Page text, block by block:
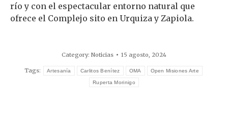
río y con el espectacular entorno natural que
ofrece el Complejo sito en Urquiza y Zapiola.
Category: Noticias 15 agosto, 2024
Tags: Artesanía Carlitos Benítez OMA Open Misiones Arte
Ruperta Morinigo